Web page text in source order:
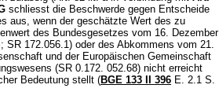
schliesst die Beschwerde gegen Entscheide
aus, wenn der geschätzte Wert des zu
des Bundesgesetzes vom 16. Dezember
172.056.1) oder des Abkommens vom 21.
und der Europäischen Gemeinschaft
(SR 0.172. 052.68) nicht erreicht
Bedeutung stellt (BGE 133 II 396 E. 2.1 S.